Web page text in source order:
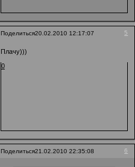
Поделиться 5
20.02.2010 12:17:07
Плачу)))
0
Поделиться 6
21.02.2010 22:35:08